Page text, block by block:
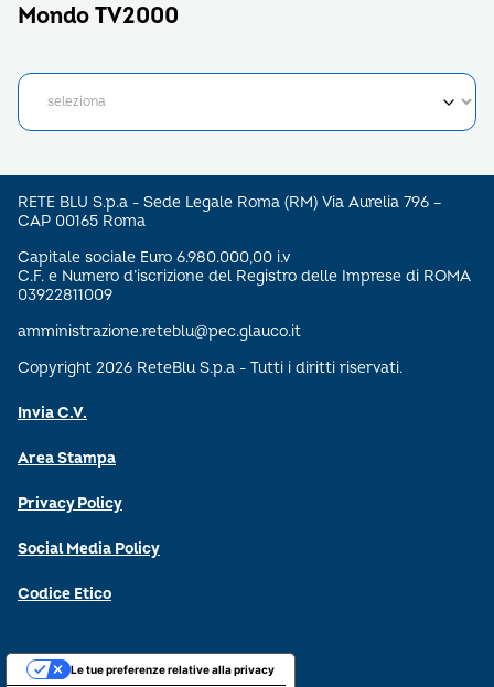
Mondo TV2000
RETE BLU S.p.a - Sede Legale Roma (RM) Via Aurelia 796 –
CAP 00165 Roma
Capitale sociale Euro 6.980.000,00 i.v
C.F. e Numero d’iscrizione del Registro delle Imprese di ROMA
03922811009
amministrazione.reteblu@pec.glauco.it
Copyright 2026 ReteBlu S.p.a - Tutti i diritti riservati.
Invia C.V.
Area Stampa
Privacy Policy
Social Media Policy
Codice Etico
Le tue preferenze relative alla privacy